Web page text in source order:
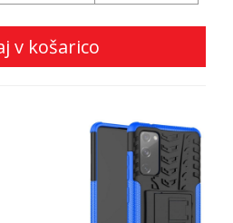
v košarico